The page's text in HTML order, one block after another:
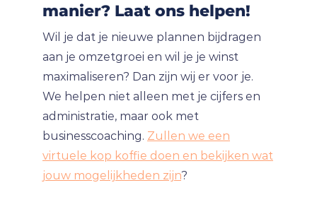
manier? Laat ons helpen!
Wil je dat je nieuwe plannen bijdragen
aan je omzetgroei en wil je je winst
maximaliseren? Dan zijn wij er voor je.
We helpen niet alleen met je cijfers en
administratie, maar ook met
businesscoaching. Zullen we een
virtuele kop koffie doen en bekijken wat
jouw mogelijkheden zijn?